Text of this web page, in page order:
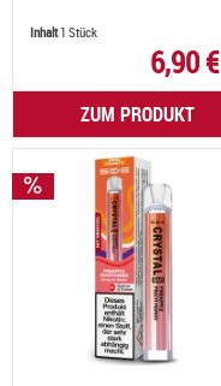
Inhalt1 Stück
6,90 €
ZUM PRODUKT